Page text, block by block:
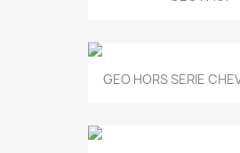
GEO HORS SERIE